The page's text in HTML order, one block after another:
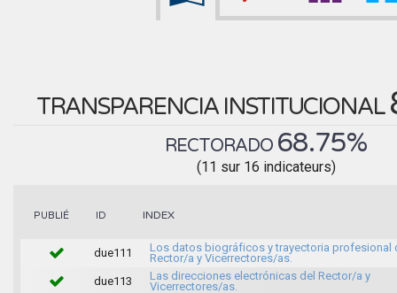
TRANSPARENCIA INSTITUCIONAL
RECTORADO 68.75%
(11 sur 16 indicateurs)
PUBLIÉ ID INDEX
due111
Los datos biográficos y trayectoria profesional
Rector/a y Vicerrectores/as.
due113
Las direcciones electrónicas del Rector/a y
Vicerrectores/as.